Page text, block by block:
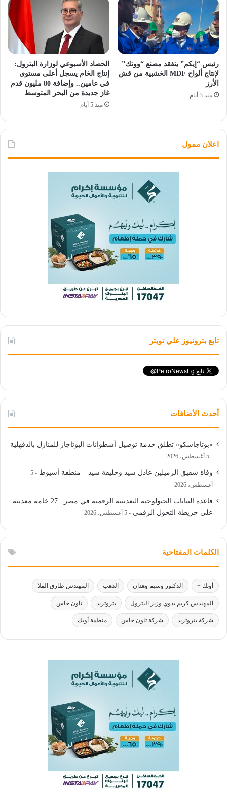
رئيس “إيكم” يتفقد مصنع “ووتك”
لإنتاج ألواح MDF الخشبية من قش
الأرز
منذ 3 أيام
الحصاد الأسبوعي لوزارة البترول:
إنتاج الخام يسجل أعلى مستوى
في عامين.. وإضافة 80 مليون قدم
غاز جديدة من البحر المتوسط
منذ 5 أيام
اعلان ممول
تابع بترونيوز علي تويتر
أحدث الأضافات
«بوتاجاسكو» تطلق خدمة توصيل أسطوانات البوتاجاز للمنازل بالدقهلية
5 أغسطس، 2026
وفاة شقيق الزميلين عادل سيد وخليفة سيد – منطقة أسيوط
5
أغسطس، 2026
قاعدة البيانات الجيولوجية التعدينية الرقمية في مصر.. 27 خامة معدنية
على خريطة التحول الرقمي
5 أغسطس، 2026
الكلمات المفتاحية
أوبك + الدكتور وسيم وهدان الذهب المهندس طارق الملا
المهندس كريم بدوي وزير البترول بتروتريد تاون جاس
شركة بتروتريد شركة تاون جاس منظمة أوبك